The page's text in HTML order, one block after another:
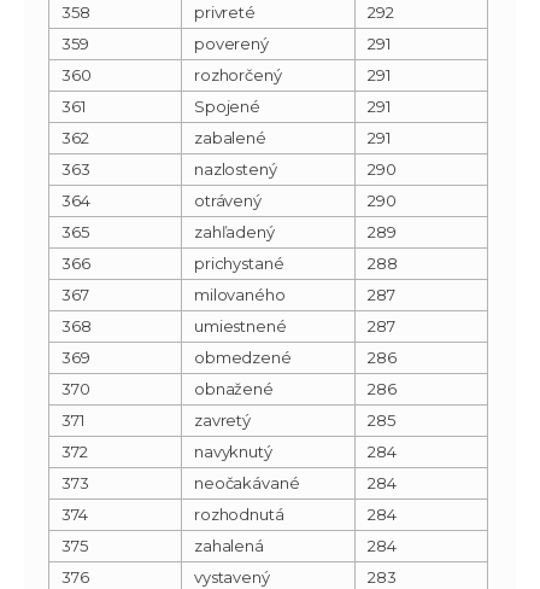
358
privreté
292
359
poverený
291
360
rozhorčený
291
361
Spojené
291
362
zabalené
291
363
nazlostený
290
364
otrávený
290
365
zahľadený
289
366
prichystané
288
367
milovaného
287
368
umiestnené
287
369
obmedzené
286
370
obnažené
286
371
zavretý
285
372
navyknutý
284
373
neočakávané
284
374
rozhodnutá
284
375
zahalená
284
376
vystavený
283